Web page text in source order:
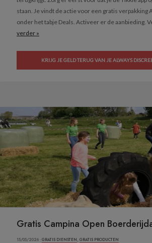
staan. Je vindt de actie voor een gratis verpakking
onder het tabje Deals. Activeer er de aanbieding.
verder »
KRIJG JE GELD TERUG VAN JE ALWAYS
Gratis Campina Open
15/05/2026 ·GRATIS DIENSTEN, GRATIS PRODUCTEN